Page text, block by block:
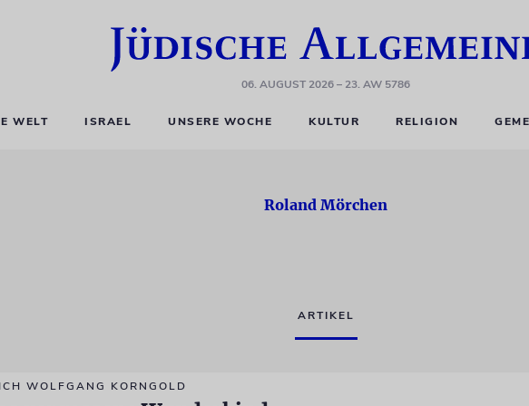
06. AUGUST 2026– 23. AW 5786
WELT ISRAEL UNSERE WOCHE KULTUR RELIGION
Roland Mörchen
ARTIKEL
WOLFGANG KORNGOLD